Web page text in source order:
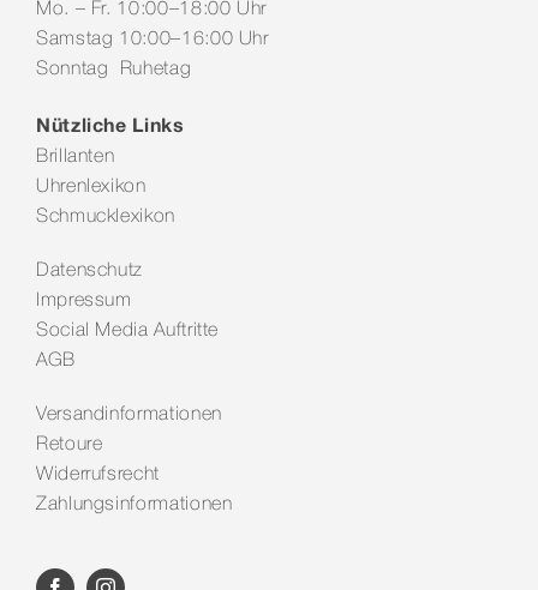
Service & Leistungen
Mo. – Fr. 10:00–18:00 Uhr
Samstag 10:00–16:00 Uhr
Sonntag Ruhetag
Nützliche Links
Brillanten
Uhrenlexikon
Schmucklexikon
Datenschutz
Impressum
Social Media Auftritte
AGB
Versandinformationen
Retoure
Widerrufsrecht
Zahlungsinformationen